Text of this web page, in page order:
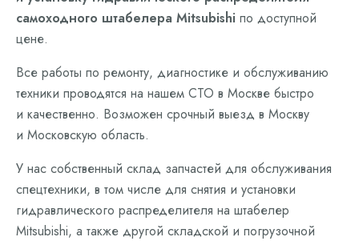
самоходного штабелера Mitsubishi по доступной
цене.
Все работы по ремонту, диагностике и обслуживанию
техники проводятся на нашем СТО в Москве быстро
и качественно. Возможен срочный выезд в Москву
и Московскую область.
У нас собственный склад запчастей для обслуживания
спецтехники, в том числе для снятия и установки
гидравлического распределителя на штабелер
Mitsubishi, а также другой складской и погрузочной